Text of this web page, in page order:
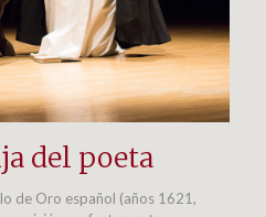
del poeta
de Oro español (años 1621,